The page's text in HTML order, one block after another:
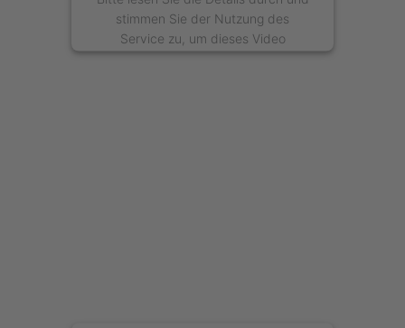
stimmen Sie der Nutzung des
Service zu, um dieses Video
anzusehen.